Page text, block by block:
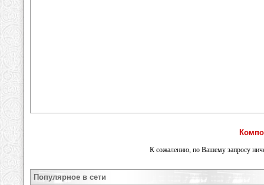
К сожалению, по Вашему запросу
Популярное в сети